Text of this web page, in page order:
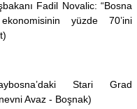
Fadil Novalic: “Bosna
yüzde 70’ini
Stari Grad
Avaz - Boşnak)